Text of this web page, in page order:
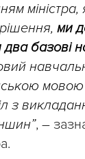
ми
базові
з
, –